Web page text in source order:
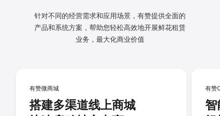
针对不同的经营需求和应用场景，有赞提供全面的
产品和系统方案， 帮助您轻松高效地开展鲜花租赁
业务，最大化商业价值
有赞微商城
搭建多渠道线上商城
有赞
智